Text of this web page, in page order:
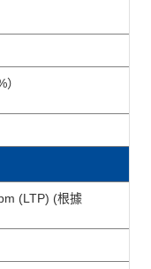
(LTP) (根據